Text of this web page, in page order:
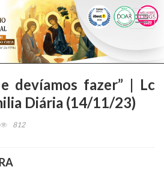
devíamos fazer” | Lc
Diária (14/11/23)
812